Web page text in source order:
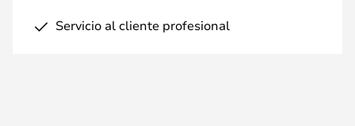
Servicio al cliente profesional